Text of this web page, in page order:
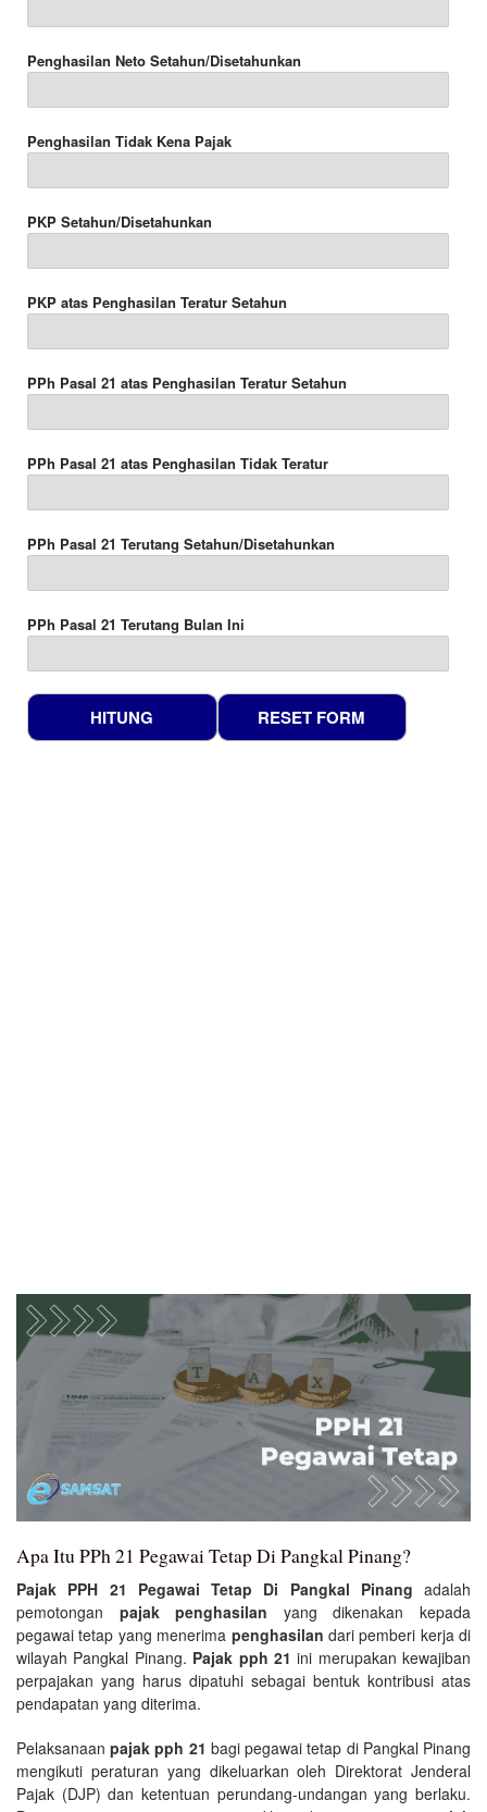
Penghasilan Neto Setahun/Disetahunkan
Penghasilan Tidak Kena Pajak
PKP Setahun/Disetahunkan
PKP atas Penghasilan Teratur Setahun
PPh Pasal 21 atas Penghasilan Teratur Setahun
PPh Pasal 21 atas Penghasilan Tidak Teratur
PPh Pasal 21 Terutang Setahun/Disetahunkan
PPh Pasal 21 Terutang Bulan Ini
Apa Itu PPh 21 Pegawai Tetap Di Pangkal Pinang?
Pajak PPH 21 Pegawai Tetap Di Pangkal Pinang adalah
pemotongan pajak penghasilan yang dikenakan kepada
pegawai tetap yang menerima penghasilan dari pemberi kerja di
wilayah Pangkal Pinang. Pajak pph 21 ini merupakan kewajiban
perpajakan yang harus dipatuhi sebagai bentuk kontribusi atas
pendapatan yang diterima.
Pelaksanaanpajak pph 21 bagi pegawai tetap di Pangkal Pinang
mengikuti peraturan yang dikeluarkan oleh Direktorat Jenderal
Pajak (DJP) dan ketentuan perundang-undangan yang berlaku.